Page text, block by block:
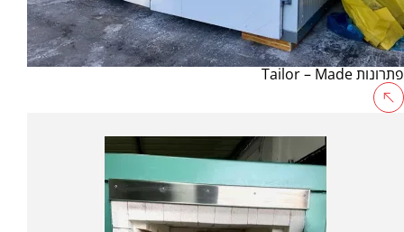
פתרונות Tailor – Made